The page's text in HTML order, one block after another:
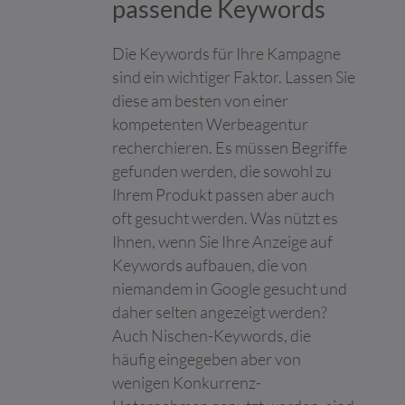
passende Keywords
Die Keywords für Ihre Kampagne
sind ein wichtiger Faktor. Lassen Sie
diese am besten von einer
kompetenten Werbeagentur
recherchieren. Es müssen Begriffe
gefunden werden, die sowohl zu
Ihrem Produkt passen aber auch
oft gesucht werden. Was nützt es
Ihnen, wenn Sie Ihre Anzeige auf
Keywords aufbauen, die von
niemandem in Google gesucht und
daher selten angezeigt werden?
Auch Nischen-Keywords, die
häufig eingegeben aber von
wenigen Konkurrenz-
Calendly
LinkedIn
Dieser Cookie wird
verwendet, um
zwischen Menschen
und Bots zu
unterscheiden. Dies ist
vorteilhaft für die
Website, um gültige
Berichte über die
Nutzung Ihrer Website
zu erstellen.
1 Tag
Wird verwendet, um
Spam zu erkennen und
die Sicherheit der
Webseite zu
verbessern.
Cookiebot
Speichert den
Zustimmungsstatus
des Benutzers für